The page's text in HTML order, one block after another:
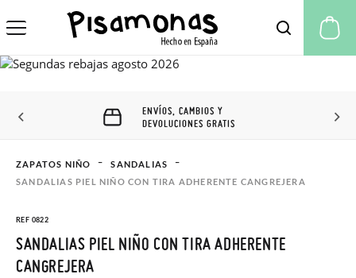
ENVÍOS, CAMBIOS Y
DEVOLUCIONES GRATIS
ZAPATOS NIÑO
SANDALIAS
SANDALIAS PIEL NIÑO CON TIRA ADHERENTE CANGREJERA
REF 0822
SANDALIAS PIEL NIÑO CON TIRA ADHERENTE
CANGREJERA